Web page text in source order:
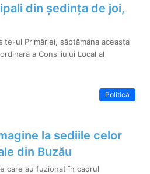
din ședința de joi,
ul Primăriei, săptămâna aceasta
a Consiliului Local al
Politică
la sediile celor
din Buzău
care au fuzionat în cadrul